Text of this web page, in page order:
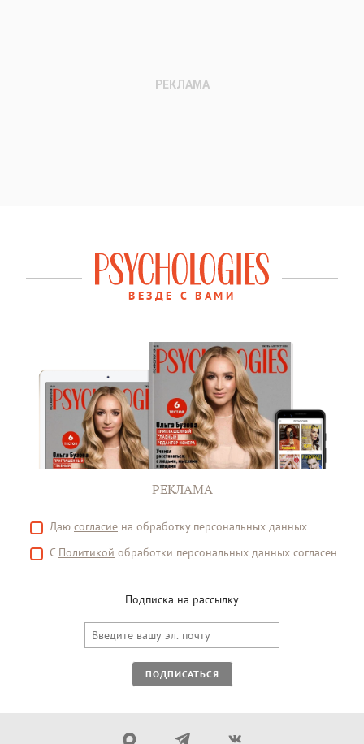
ВЕЗДЕ С ВАМИ
РЕКЛАМА
Даю согласие на обработку персональных данных
С Политикой обработки персональных данных согласен
Подписка на рассылку
ПОДПИСАТЬСЯ